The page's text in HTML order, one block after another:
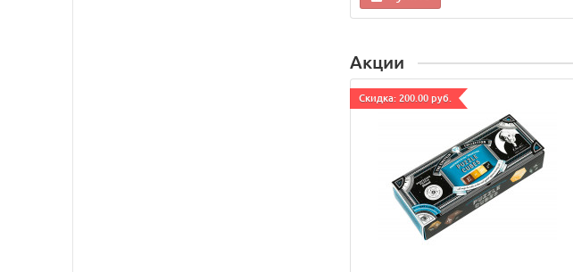
Акции
Cкидка: 200.00 руб.